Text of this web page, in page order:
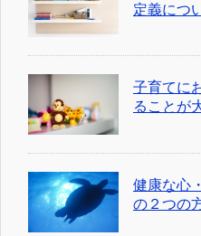
定義につ
子育てに
ることが
健康な心
の２つの